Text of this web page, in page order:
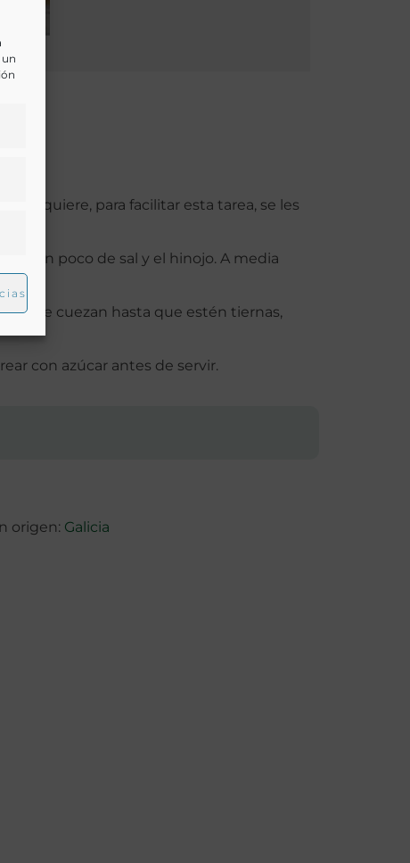
se quiere, para facilitar esta tarea, se les
un poco de sal y el hinojo. A media
que cuezan hasta que estén tiernas,
con azúcar antes de servir.
origen: Galicia